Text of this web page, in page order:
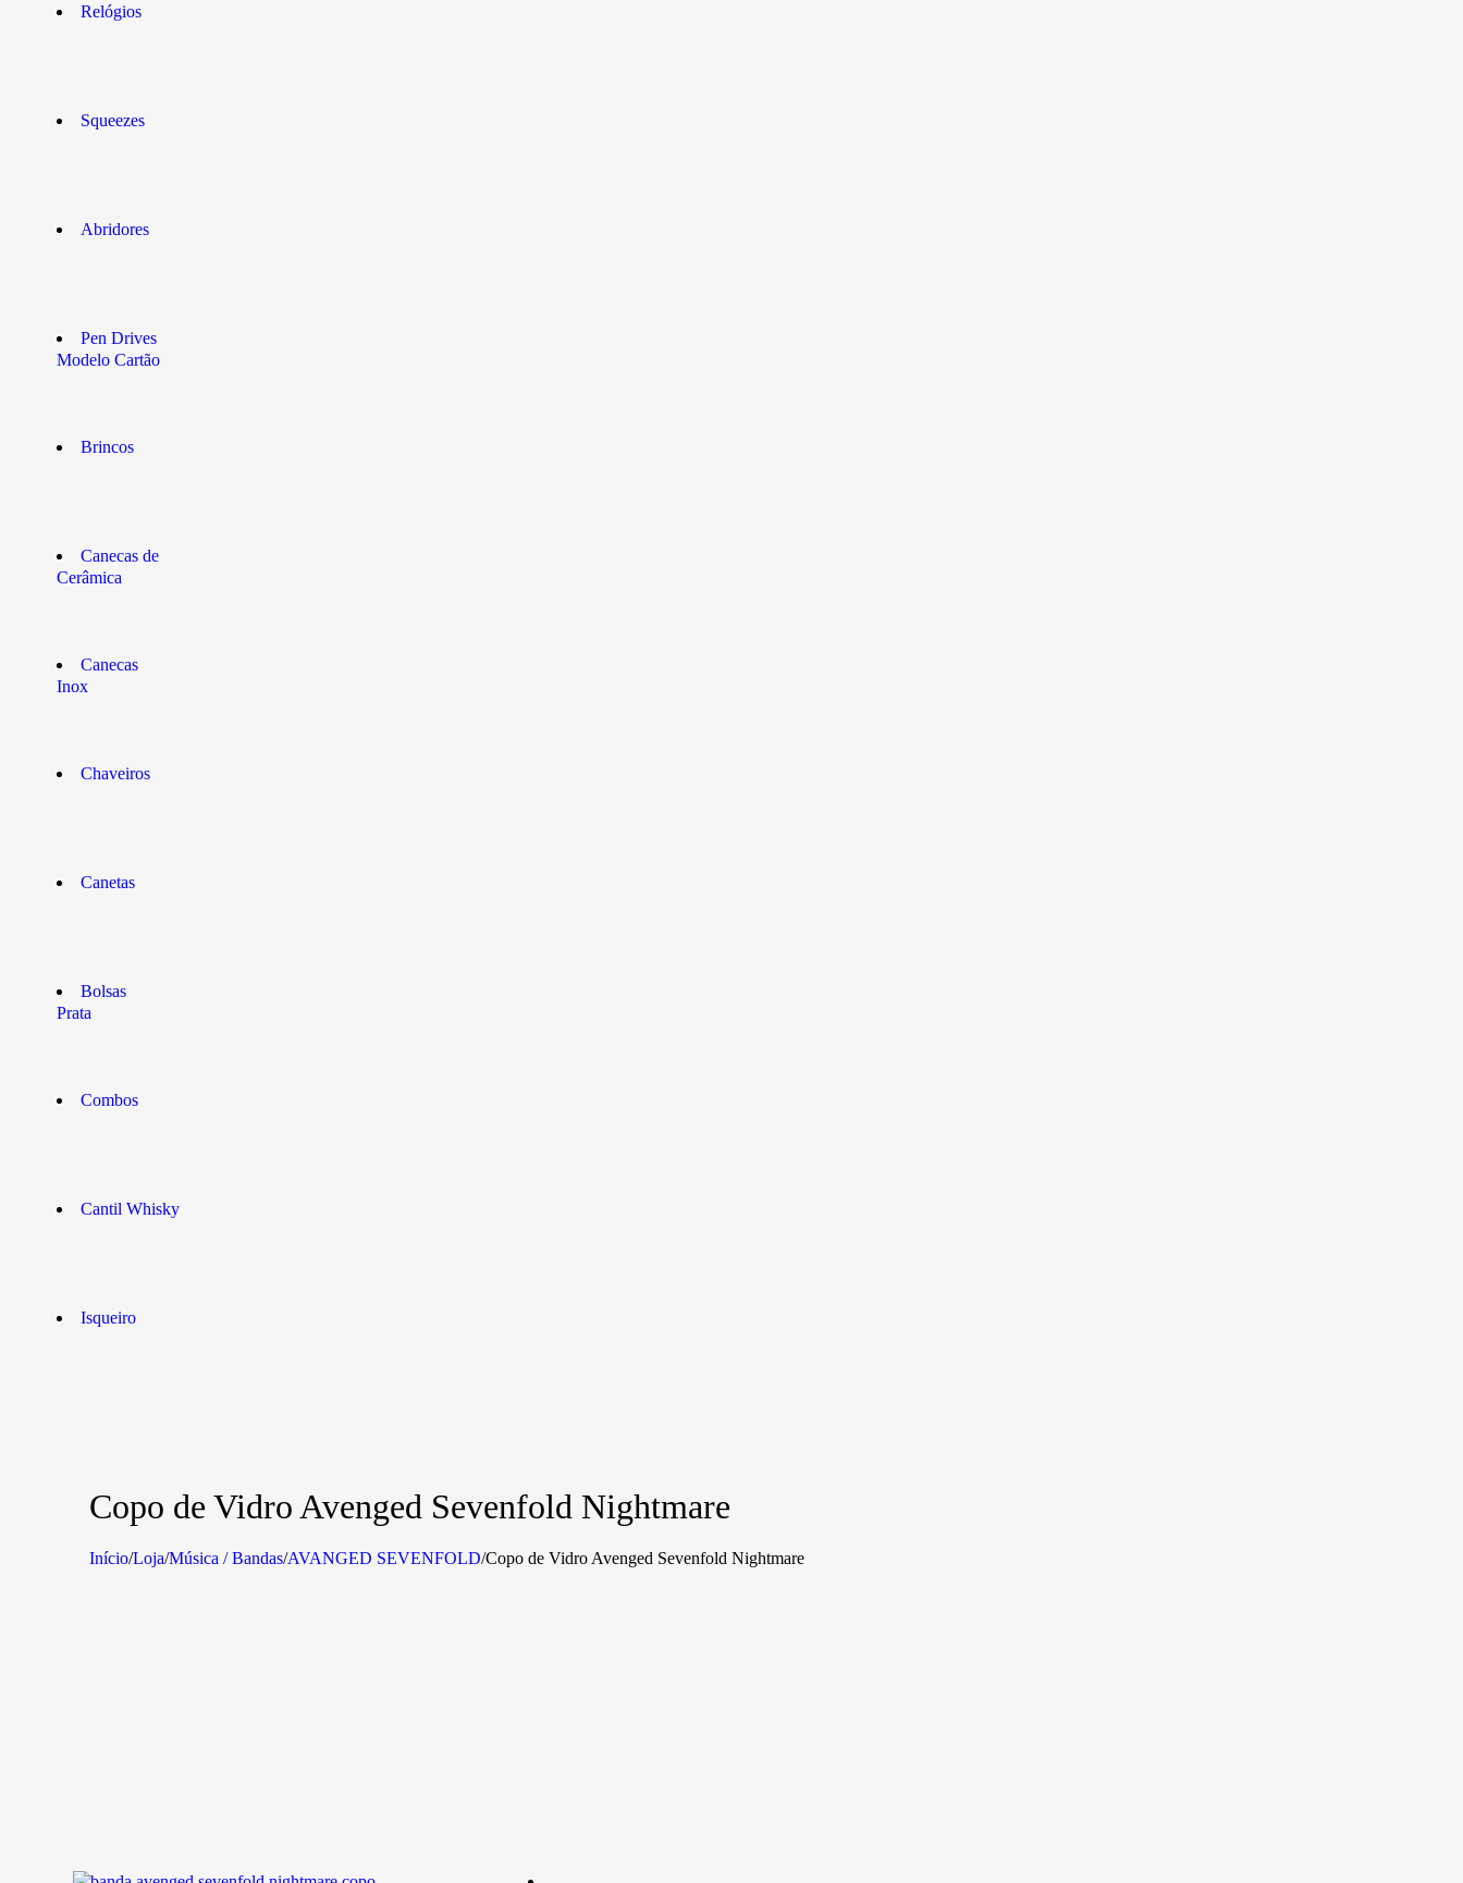
Relógios
Squeezes
Abridores
Pen Drives
Modelo Cartão
Brincos
Canecas de
Cerâmica
Canecas
Inox
Chaveiros
Canetas
Bolsas
Prata
Combos
Cantil Whisky
Isqueiro
Copo de Vidro Avenged Sevenfold Nightmare
Início/Loja/Música / Bandas/AVANGED SEVENFOLD/Copo de Vidro Avenged Sevenfold Nightmare